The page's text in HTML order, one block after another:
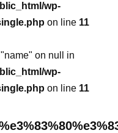
wp-
on line 11
on null in
wp-
on line 11